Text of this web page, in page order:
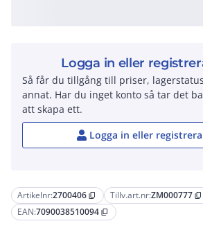
Artikelnr:2700406 content_copy Tillv.art.nr:ZM000777 content_copy
EAN:7090038510094 content_copy
Logga in eller
Så får du tillgång till priser,
annat. Har du inget konto så tar det
att skapa ett.
Logga in eller